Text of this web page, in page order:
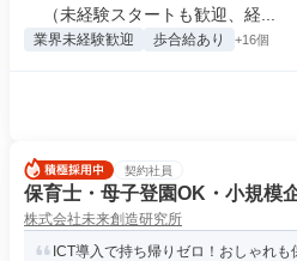
（未経験スタートも歓迎、経...
業界未経験歓迎 歩合給あり +16個
契約社員
保育士・母子登園OK・小規模
株式会社未来創造研究所
ICT導入で持ち帰りゼロ！おしゃれも